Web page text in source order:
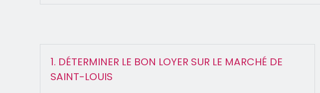
1. DÉTERMINER LE BON LOYER SUR LE MARCHÉ DE
SAINT-LOUIS